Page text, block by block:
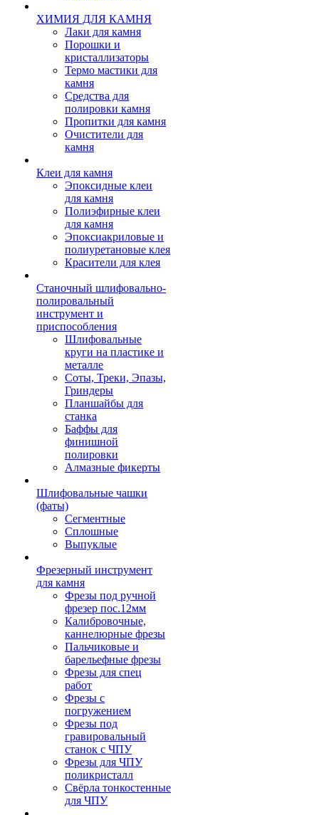
ХИМИЯ ДЛЯ КАМНЯ
Лаки для камня
Порошки и
кристаллизаторы
Термо мастики для
камня
Средства для
полировки камня
Пропитки для камня
Очистители для
камня
Клеи для камня
Эпоксидные клеи
для камня
Полиэфирные клеи
для камня
Эпоксиакриловые и
полиуретановые клея
Красители для клея
Станочный шлифовально-
полировальный
инструмент и
приспособления
Шлифовальные
круги на пластике и
металле
Соты, Треки, Эпазы,
Гриндеры
Планшайбы для
станка
Баффы для
финишной
полировки
Алмазные фикерты
Шлифовальные чашки
(фаты)
Сегментные
Сплошные
Выпуклые
Фрезерный инструмент
для камня
Фрезы под ручной
фрезер пос.12мм
Калибровочные,
каннелюрные фрезы
Пальчиковые и
барельефные фрезы
Фрезы для спец
работ
Фрезы с
погружением
Фрезы под
гравировальный
станок с ЧПУ
Фрезы для ЧПУ
поликристалл
Свёрла тонкостенные
для ЧПУ